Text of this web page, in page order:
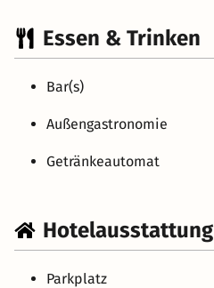
Essen & Trinken
Bar(s)
Außengastronomie
Getränkeautomat
Hotelausstattung
Parkplatz